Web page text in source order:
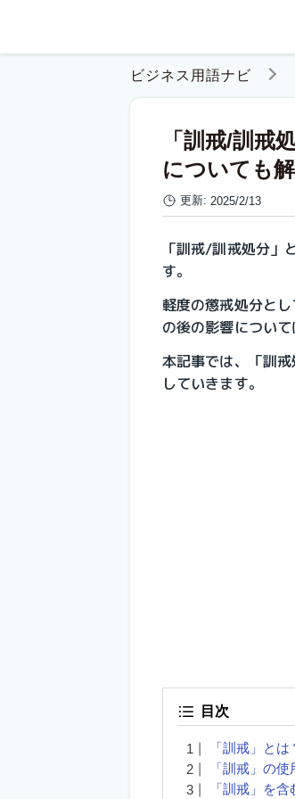
ビジネス用語ナビ
「訓戒/訓戒
についても
更新: 2025/2/13
「訓戒/訓戒処分」
す。
軽度の懲戒処分と
の後の影響について
本記事では、「訓
していきます。
目次
「訓戒」とは
「訓戒」の
「訓戒」を